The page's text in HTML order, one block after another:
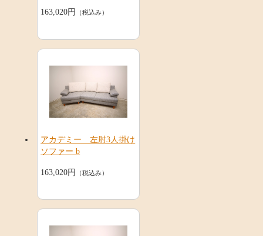
163,020円 （税込み）
アカデミー 左肘3人掛け
ソファー b
163,020円 （税込み）